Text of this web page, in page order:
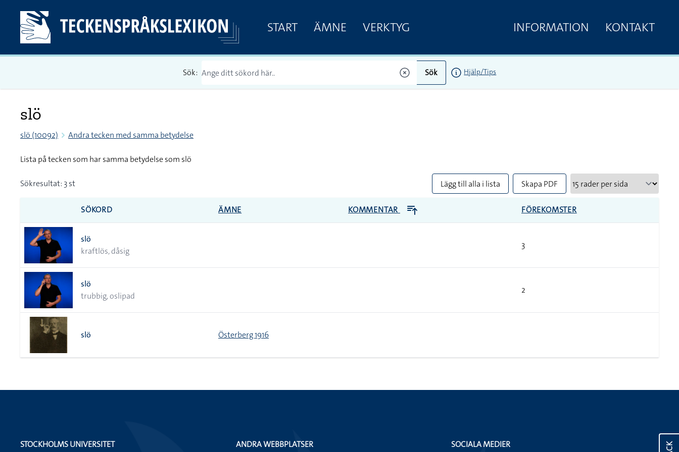
START ÄMNE VERKTYG INFORMATION KONTAKT
Sök: Sök Hjälp/Tips
slö
slö (10092) Andra tecken med samma betydelse
Lista på tecken som har samma betydelse som slö
Sökresultat: 3 st Lägg till alla i lista Skapa PDF
SÖKORD ÄMNE KOMMENTAR FÖREKOMSTER
slö
kraftlös, dåsig
3
slö
trubbig, oslipad
2
slö Österberg 1916
STOCKHOLMS UNIVERSITET
ANDRA WEBBPLATSER SOCIALA MEDIER